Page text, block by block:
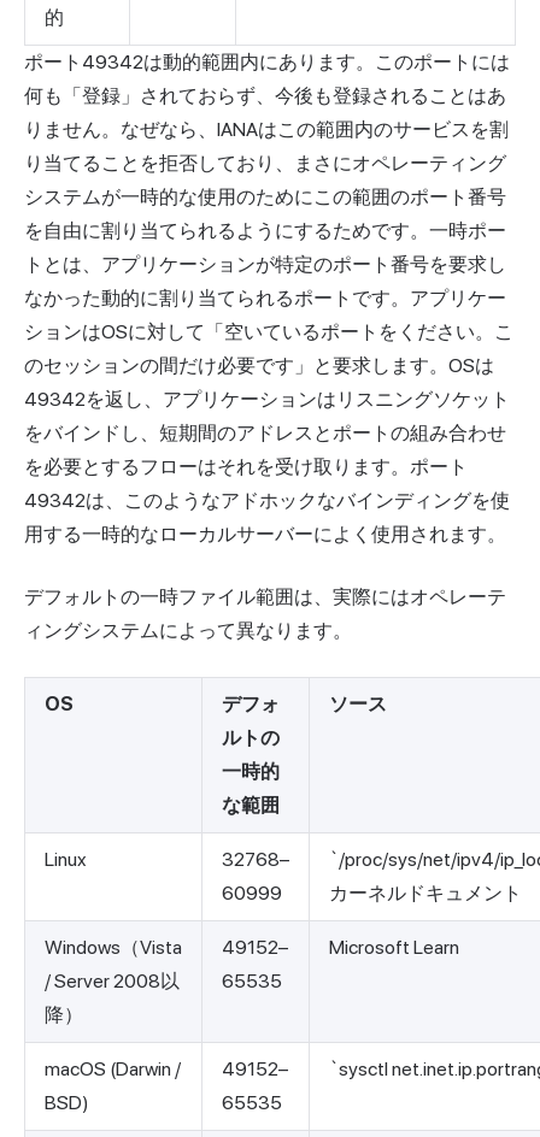
的
ポート49342は動的範囲内にあります。このポートには
何も「登録」されておらず、今後も登録されることはあ
りません。なぜなら、IANAはこの範囲内のサービスを割
り当てることを拒否しており、まさにオペレーティング
システムが一時的な使用のためにこの範囲のポート番号
を自由に割り当てられるようにするためです。一時ポー
トとは、アプリケーションが特定のポート番号を要求し
なかった動的に割り当てられるポートです。アプリケー
ションはOSに対して「空いているポートをください。こ
のセッションの間だけ必要です」と要求します。OSは
49342を返し、アプリケーションはリスニングソケット
をバインドし、短期間のアドレスとポートの組み合わせ
を必要とするフローはそれを受け取ります。ポート
49342は、このようなアドホックなバインディングを使
用する一時的なローカルサーバーによく使用されます。
デフォルトの一時ファイル範囲は、実際にはオペレーテ
ィングシステムによって異なります。
OS
デフォ
ルトの
一時的
な範囲
ソース
Linux
32768–
60999
`/proc/sys/net/ipv4/
カーネルドキュメント
Windows（Vista
/ Server 2008以
降）
49152–
65535
Microsoft Learn
macOS (Darwin /
BSD)
49152–
65535
`sysctl